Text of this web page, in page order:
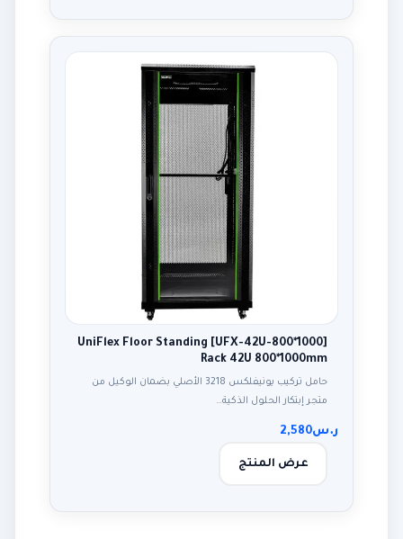
[UFX-42U-800*1000] UniFlex Floor Standing
Rack 42U 800*1000mm
حامل تركيب يونيفلكس 3218 الأصلي بضمان الوكيل من
متجر إبتكار الحلول الذكية…
ر.س2,580
عرض المنتج